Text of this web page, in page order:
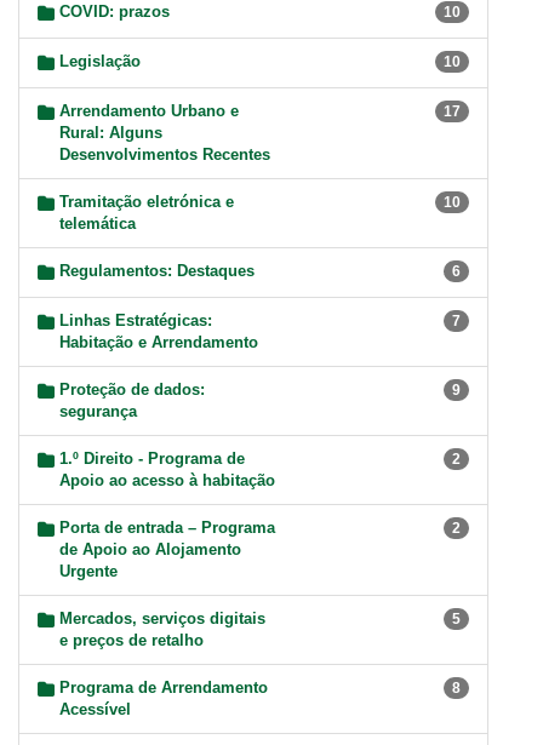
COVID: prazos 10
Legislação 10
Arrendamento Urbano e
Rural: Alguns
Desenvolvimentos Recentes
17
Tramitação eletrónica e
telemática
10
Regulamentos: Destaques 6
Linhas Estratégicas:
Habitação e Arrendamento
7
Proteção de dados:
segurança
9
1.º Direito - Programa de
Apoio ao acesso à habitação
2
Porta de entrada – Programa
de Apoio ao Alojamento
Urgente
2
Mercados, serviços digitais
e preços de retalho
5
Programa de Arrendamento
Acessível
8